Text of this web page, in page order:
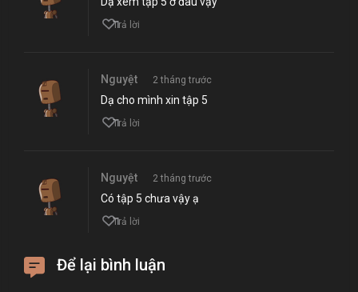
1
Trả lời
Nguyệt 2 tháng trước
Dạ cho mình xin tập 5
1
Trả lời
Nguyệt 2 tháng trước
Có tập 5 chưa vậy ạ
1
Trả lời
Để lại bình luận